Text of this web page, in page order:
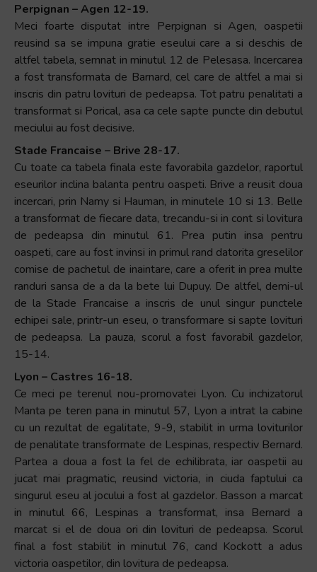
This
shortcut
activates
the
screen
reader
help
you
navigate
and
interact
with
the
content.
Perpignan – Agen 12-19.
Meci foarte disputat intre Perpignan si Agen, oaspetii
reusind sa se impuna gratie eseului care a si deschis de
altfel tabela, semnat in minutul 12 de Pelesasa. Incercarea
a fost transformata de Barnard, cel care de altfel a mai si
inscris din patru lovituri de pedeapsa. Tot patru penalitati a
transformat si Porical, asa ca cele sapte puncte din debutul
meciului au fost decisive.
Stade Francaise – Brive 28-17.
Cu toate ca tabela finala este favorabila gazdelor, raportul
eseurilor inclina balanta pentru oaspeti. Brive a reusit doua
incercari, prin Namy si Hauman, in minutele 10 si 13. Belle
a transformat de fiecare data, trecandu-si in cont si lovitura
de pedeapsa din minutul 61. Prea putin insa pentru
oaspeti, care au fost invinsi in primul rand datorita greselilor
comise de pachetul de inaintare, care a oferit in prea multe
randuri sansa de a da la bete lui Dupuy. De altfel, demi-ul
de la Stade Francaise a inscris de unul singur punctele
echipei sale, printr-un eseu, o transformare si sapte lovituri
de pedeapsa. La pauza, scorul a fost favorabil gazdelor,
15-14.
Lyon – Castres 16-18.
Ce meci pe terenul nou-promovatei Lyon. Cu inchizatorul
Manta pe teren pana in minutul 57, Lyon a intrat la cabine
cu un rezultat de egalitate, 9-9, stabilit in urma loviturilor
de penalitate transformate de Lespinas, respectiv Bernard.
Partea a doua a fost la fel de echilibrata, iar oaspetii au
jucat mai pragmatic, reusind victoria, in ciuda faptului ca
singurul eseu al jocului a fost al gazdelor. Basson a marcat
in minutul 66, Lespinas a transformat, insa Bernard a
marcat si el de doua ori din lovituri de pedeapsa. Scorul
final a fost stabilit in minutul 76, cand Kockott a adus
victoria oaspetilor, din lovitura de pedeapsa.